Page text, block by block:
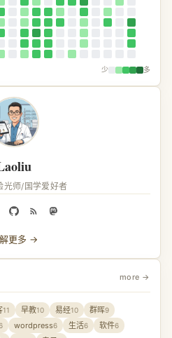
少 多
光师/国学爱好者
更多 →
more →
11 早教10 易经10 群晖9
wordpress6 生活6 软件6